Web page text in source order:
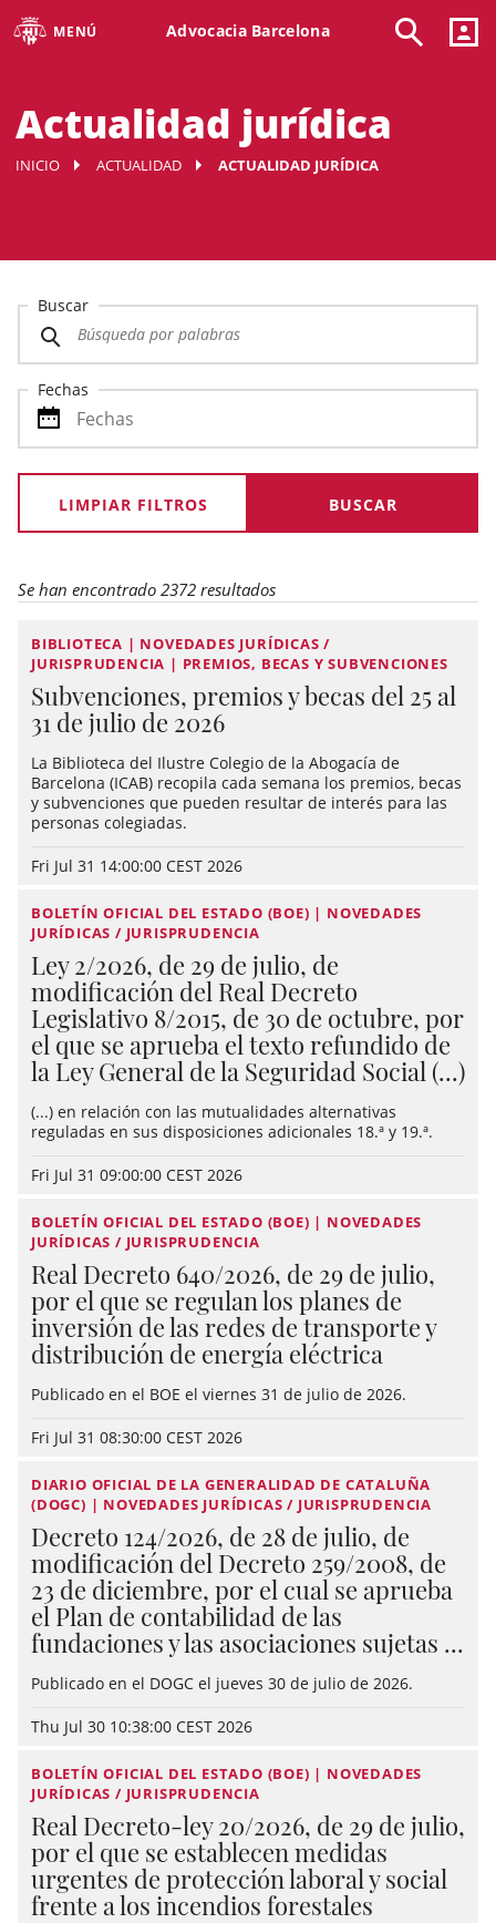
MENÚ Advocacia Barcelona
Actualidad jurídica
INICIO ACTUALIDAD ACTUALIDAD JURÍDICA
Buscar
Fechas
LIMPIAR FILTROS
Se han encontrado 2372 resultados
BIBLIOTECA | NOVEDADES JURÍDICAS /
JURISPRUDENCIA | PREMIOS, BECAS Y SUBVENCIONES
Subvenciones, premios y becas del 25 al
31 de julio de 2026
La Biblioteca del Ilustre Colegio de la Abogacía de
Barcelona (ICAB) recopila cada semana los premios, becas
y subvenciones que pueden resultar de interés para las
personas colegiadas.
Fri Jul 31 14:00:00 CEST 2026
BOLETÍN OFICIAL DEL ESTADO (BOE) | NOVEDADES
JURÍDICAS / JURISPRUDENCIA
Ley 2/2026, de 29 de julio, de
modificación del Real Decreto
Legislativo 8/2015, de 30 de octubre, por
el que se aprueba el texto refundido de
la Ley General de la Seguridad Social (...)
(...) en relación con las mutualidades alternativas
reguladas en sus disposiciones adicionales 18.ª y 19.ª.
Fri Jul 31 09:00:00 CEST 2026
BOLETÍN OFICIAL DEL ESTADO (BOE) | NOVEDADES
JURÍDICAS / JURISPRUDENCIA
Real Decreto 640/2026, de 29 de julio,
por el que se regulan los planes de
inversión de las redes de transporte y
distribución de energía eléctrica
Publicado en el BOE el viernes 31 de julio de 2026.
Fri Jul 31 08:30:00 CEST 2026
DIARIO OFICIAL DE LA GENERALIDAD DE CATALUÑA
(DOGC) | NOVEDADES JURÍDICAS / JURISPRUDENCIA
Decreto 124/2026, de 28 de julio, de
modificación del Decreto 259/2008, de
23 de diciembre, por el cual se aprueba
el Plan de contabilidad de las
fundaciones y las asociaciones sujetas ...
Publicado en el DOGC el jueves 30 de julio de 2026.
Thu Jul 30 10:38:00 CEST 2026
BOLETÍN OFICIAL DEL ESTADO (BOE) | NOVEDADES
JURÍDICAS / JURISPRUDENCIA
Real Decreto-ley 20/2026, de 29 de julio,
por el que se establecen medidas
urgentes de protección laboral y social
frente a los incendios forestales